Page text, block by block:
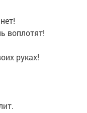
воплотят!
руках!